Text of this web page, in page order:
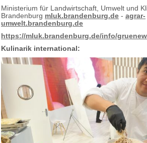
Ministerium für Landwirtschaft, Umwelt und
Brandenburg mluk.brandenburg.de - agrar-
umwelt.brandenburg.de
https://mluk.brandenburg.de/info/
Kulinarik international: